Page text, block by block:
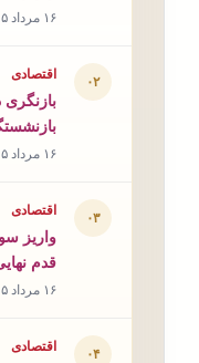
۱۶ مرداد ۱۴۰۵
۰۲ اقتصادی
۱۶ مرداد ۱۴۰۵
۰۳ اقتصادی
واریز
قدم
۱۶ مرداد ۱۴۰۵
۰۴ اقتصادی